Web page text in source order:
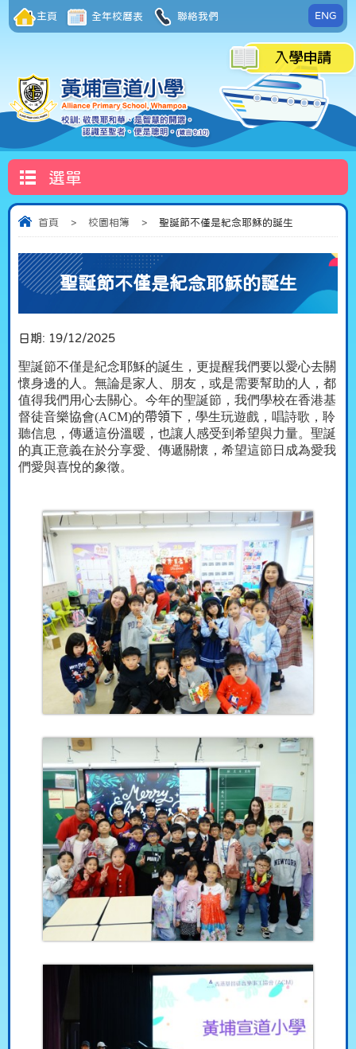
主頁 全年校曆表 聯絡我們 ENG
選單
首頁 > 校園相簿 > 聖誕節不僅是紀念耶穌的誕生
聖誕節不僅是紀念耶穌的誕生
日期: 19/12/2025
聖誕節不僅是紀念耶穌的誕生，更提醒我們要以愛心去關
懷身邊的人。無論是家人、朋友，或是需要幫助的人，都
值得我們用心去關心。今年的聖誕節，我們學校在香港基
督徒音樂協會(ACM)的帶領下 ，學生玩遊戲，唱詩歌，聆
聽信息，傳遞這份溫暖，也讓人感受到希望與力量。聖誕
的真正意義在於分享愛、傳遞關懷，希望這節日成為愛我
們愛與喜悅的象徵。